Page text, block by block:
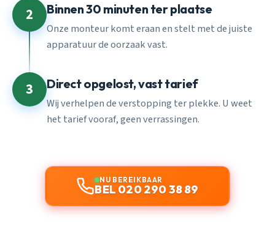
2 Binnen 30 minuten ter plaatse
Onze monteur komt eraan en stelt met de juiste
apparatuur de oorzaak vast.
3 Direct opgelost, vast tarief
Wij verhelpen de verstopping ter plekke. U weet
het tarief vooraf, geen verrassingen.
NU BEREIKBAAR
BEL 020 290 38 89